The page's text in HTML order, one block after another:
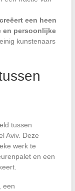
een heen
en persoonlijke
kunstenaars
tussen
Aviv. Deze
werk te
en een
een